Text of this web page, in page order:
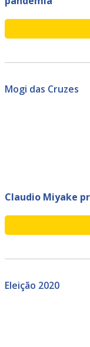
Mogi das Cruzes
Claudio Miyake
Eleição 2020